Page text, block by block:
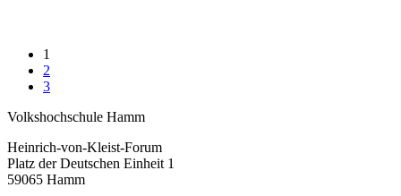
1
2
3
Volkshochschule Hamm
Heinrich-von-Kleist-Forum
Platz der Deutschen Einheit 1
59065 Hamm